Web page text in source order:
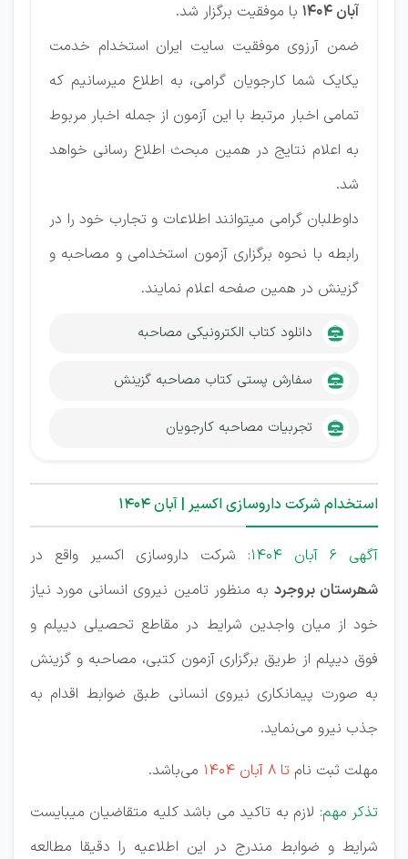
آبان 1404
با موفقیت برگزار شد.
ضمن آرزوی موفقیت سایت ایران استخدام خدمت
یکایک شما کارجویان گرامی، به اطلاع میرسانیم که
تمامی اخبار مرتبط با این آزمون از جمله اخبار مربوط
به اعلام نتایج در همین مبحث اطلاع رسانی خواهد
شد.
داوطلبان گرامی میتوانند اطلاعات و تجارب خود را در
رابطه با نحوه برگزاری آزمون استخدامی و مصاحبه و
گزینش در همین صفحه اعلام نمایند.
دانلود کتاب الکترونیکی مصاحبه
سفارش پستی کتاب مصاحبه گزینش
تجربیات مصاحبه کارجویان
استخدام شرکت داروسازی اکسیر | آبان 1404
آگهی 6 آبان 1404:
شرکت داروسازی اکسیر واقع در
شھرستان بروجرد به منظور تامین نیروی انسانی مورد نیاز
خود از میان واجدين شرايط در مقاطع تحصیلی دیپلم و
فوق دیپلم از طريق برگزاری آزمون کتبی، مصاحبه و گزینش
به صورت پیمانکاری نیروی انسانی طبق ضوابط اقدام به
جذب نیرو می‌نمايد.
مهلت ثبت نام تا 8 آبان 1404
می‌باشد.
تذکر مهم: لازم به تاکيد می باشد کليه متقاضيان میبايست
شرايط و ضوابط مندرج در اين اطلاعيه را دقيقا مطالعه